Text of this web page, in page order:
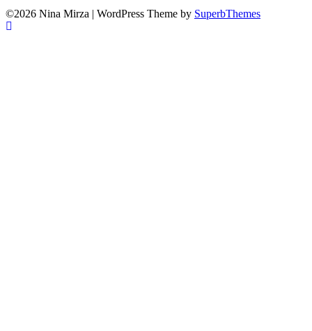
©2026 Nina Mirza | WordPress Theme by SuperbThemes